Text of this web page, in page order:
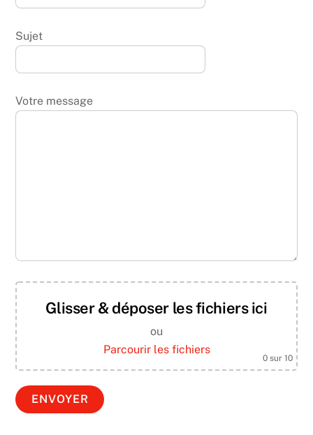
Sujet
Votre message
Glisser & déposer les fichiers ici
ou
Parcourir les fichiers
0sur 10